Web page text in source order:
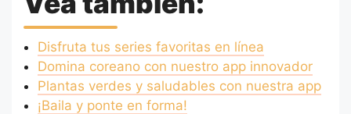
Disfruta tus series favoritas en línea
Domina coreano con nuestro app innovador
Plantas verdes y saludables con nuestra app
¡Baila y ponte en forma!